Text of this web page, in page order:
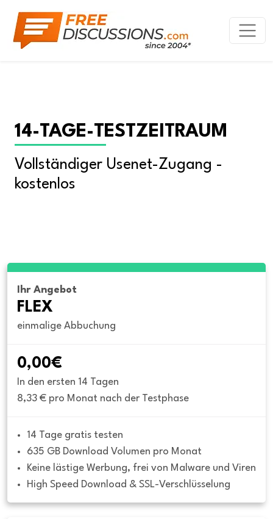
14-TAGE-TESTZEITRAUM
Vollständiger Usenet-Zugang -
kostenlos
Ihr Angebot
FLEX
einmalige Abbuchung
0,00€
In den ersten 14 Tagen
8,33 € pro Monat nach der Testphase
14 Tage gratis testen
635 GB Download Volumen pro Monat
Keine lästige Werbung, frei von Malware und Viren
High Speed Download & SSL-Verschlüsselung